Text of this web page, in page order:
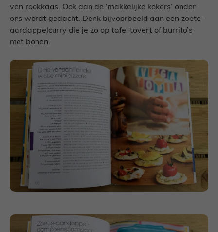
van rookkaas. Ook aan de ‘makkelijke kokers’ onder
ons wordt gedacht. Denk bijvoorbeeld aan een zoete-
aardappelcurry die je zo op tafel tovert of burrito’s
met bonen.